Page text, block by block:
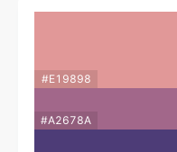
#E19898
#A2678A